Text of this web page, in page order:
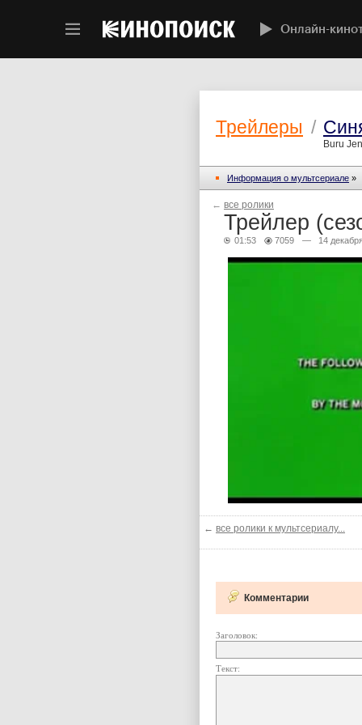
Онлайн-
Трейлеры /
Buru
Информация о мультсериале »
← все ролики
Трейлер
01:53 7059 — 14
← все ролики к мультсериалу...
Комментарии
Заголовок:
Текст: